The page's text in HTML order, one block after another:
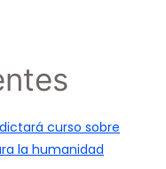
curso sobre
la humanidad